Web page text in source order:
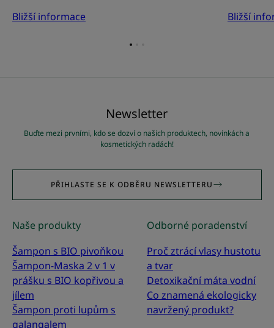
Bližší informace Bližší
Přejít
Newsletter
Buďte mezi prvními, kdo se dozví o našich produktech, novinkách a
kosmetických radách!
PŘIHLASTE SE K ODBĚRU NEWSLETTERU
Naše produkty
Šampon s BIO pivoňkou
Šampon-Maska 2 v 1 v
prášku s BIO kopřivou a
jílem
Šampon proti lupům s
galangalem
Odborné poradenství
Proč ztrácí vlasy hustotu
a tvar
Detoxikační máta vodní
Co znamená ekologicky
navržený produkt?